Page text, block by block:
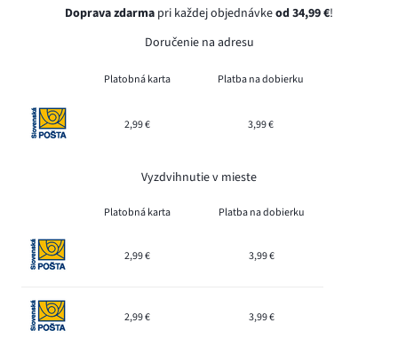
Doprava zdarma pri každej objednávkeod 34,99 €!
Doručenie na adresu
Platobná karta Platba na dobierku
2,99 € 3,99 €
Vyzdvihnutie v mieste
Platobná karta Platba na dobierku
2,99 € 3,99 €
2,99 € 3,99 €